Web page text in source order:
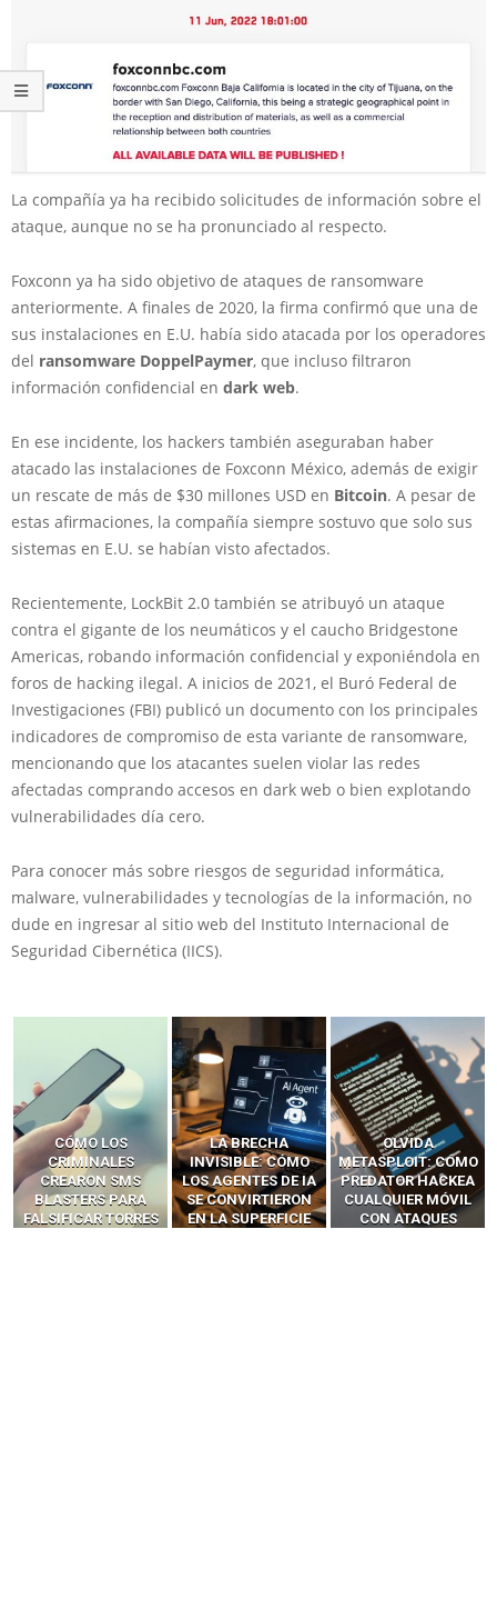
La compañía ya ha recibido solicitudes de información sobre el
ataque, aunque no se ha pronunciado al respecto.
Foxconn ya ha sido objetivo de ataques de ransomware
anteriormente. A finales de 2020, la firma confirmó que una de
sus instalaciones en E.U. había sido atacada por los operadores
del ransomware DoppelPaymer, que incluso filtraron
información confidencial en dark web.
En ese incidente, los hackers también aseguraban haber
atacado las instalaciones de Foxconn México, además de exigir
un rescate de más de $30 millones USD en Bitcoin. A pesar de
estas afirmaciones, la compañía siempre sostuvo que solo sus
sistemas en E.U. se habían visto afectados.
Recientemente, LockBit 2.0 también se atribuyó un ataque
contra el gigante de los neumáticos y el caucho Bridgestone
Americas, robando información confidencial y exponiéndola en
foros de hacking ilegal. A inicios de 2021, el Buró Federal de
Investigaciones (FBI) publicó un documento con los principales
indicadores de compromiso de esta variante de ransomware,
mencionando que los atacantes suelen violar las redes
afectadas comprando accesos en dark web o bien explotando
vulnerabilidades día cero.
Para conocer más sobre riesgos de seguridad informática,
malware, vulnerabilidades y tecnologías de la información, no
dude en ingresar al sitio web del Instituto Internacional de
Seguridad Cibernética (IICS).
LA BRECHA
INVISIBLE: CÓMO
LOS AGENTES DE IA
SE CONVIRTIERON
EN LA SUPERFICIE
OLVIDA
METASPLOIT: CÓMO
PREDATOR HACKEA
CUALQUIER MÓVIL
CON ATAQUES
CÓMO LOS HACKERS
INTERCEPTAN OTPS
Y LLAMADAS
MÓVILES SIN
‘HACKEAR’ — EL